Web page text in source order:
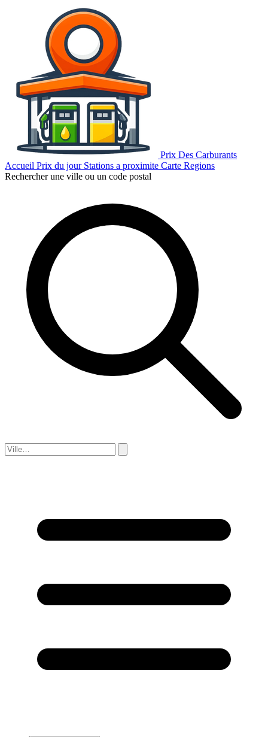
Prix Des Carburants
Accueil Prix du jour Stations a proximite Carte Regions
Rechercher une ville ou un code postal